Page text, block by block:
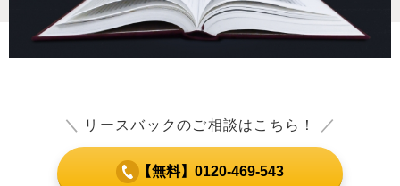
＼ リースバックのご相談はこちら！ ／
【無料】0120-469-543